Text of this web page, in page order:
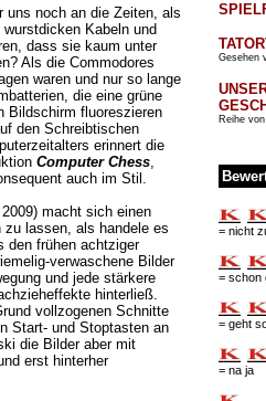
uns noch an die Zeiten, als
Kabeln und
dass sie kaum unter
Als die Commodores
waren und nur so lange
die eine grüne
Bildschirm fluoreszieren
den Schreibtischen
erinnert die
Computer Chess,
auch im Stil.
macht sich einen
lassen, als handele es
den frühen achtziger
verwaschene Bilder
und jede stärkere
hinterließ.
vollzogenen Schnitte
Start- und Stoptasten an
die Bilder aber mit
erst hinterher
Gesehen
Reihe
= nicht
= schon
= geht
= na ja